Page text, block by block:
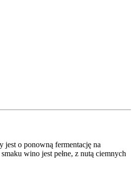
jest o ponowną fermentację na
wino jest pełne, z nutą ciemnych